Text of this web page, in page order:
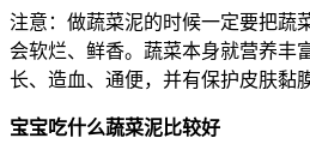
注意：做蔬菜泥的时候一定要把蔬
会软烂、鲜香。蔬菜本身就营养丰
长、造血、通便，并有保护皮肤黏
宝宝吃什么蔬菜泥比较好